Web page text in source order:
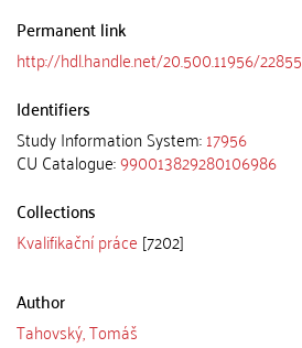
Permanent link
http://hdl.handle.net/20.500.11956/22855
Identifiers
Study Information System:17956
CU Catalogue:990013829280106986
Collections
Kvalifikační práce [7202]
Author
Tahovský, Tomáš